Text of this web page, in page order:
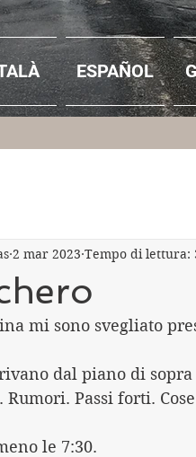
2 mar 2023 Tempo di lettura:
mi sono svegliato
dal piano di
Passi forti.
le 7:30.
ESPAÑOL